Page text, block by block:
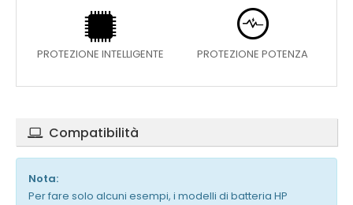
PROTEZIONE INTELLIGENTE PROTEZIONE POTENZA
Compatibilità
Nota:
Per fare solo alcuni esempi, i modelli di batteria HP